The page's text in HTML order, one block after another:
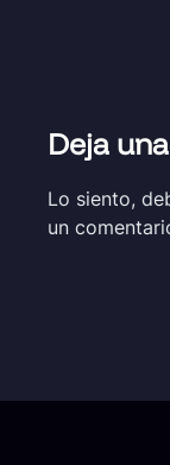
Deja
Lo siento,
un